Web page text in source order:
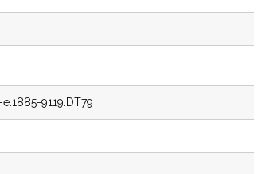
9119.DT79